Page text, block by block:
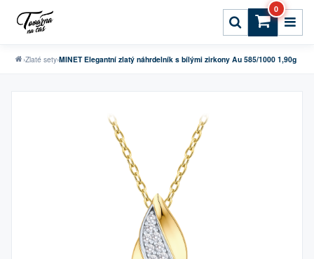
0
›Zlaté sety›MINET Elegantní zlatý náhrdelník s bílými zirkony Au 585/1000 1,90g